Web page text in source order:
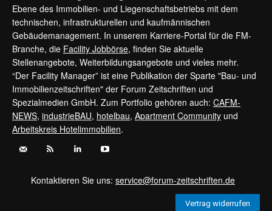
Ebene des Immobilien- und Liegenschaftsbetriebs mit dem
technischen, infrastrukturellen und kaufmännischen
Gebäudemanagement. In unserem Karriere-Portal für die FM-
Branche, die Facility Jobbörse, finden Sie aktuelle
Stellenangebote, Weiterbildungsangebote und vieles mehr.
“Der Facility Manager” ist eine Publikation der Sparte "Bau- und
Immobilienzeitschriften" der Forum Zeitschriften und
Spezialmedien GmbH. Zum Portfolio gehören auch: CAFM-
NEWS, industrieBAU, hotelbau, Apartment Community und
Arbeitskreis Hotelimmobilien.
Kontaktieren Sie uns:service@forum-zeitschriften.de
Vertrag widerrufen